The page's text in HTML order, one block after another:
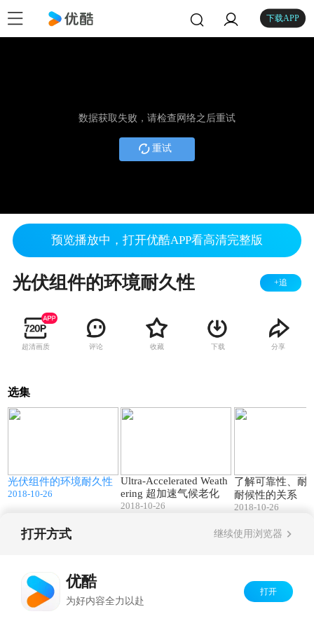
下载APP
数据获取失败，请检查网络之后重试
重试
预览播放中，打开优酷APP看高清完整版
光伏组件的环境耐久性 +追
超清画质 评论 收藏 下载 分享
选集
光伏组件的环境耐久性
2018-10-26
Ultra-Accelerated Weath
ering 超加速气候老化
2018-10-26
了解可靠性、耐
耐候性的关系
2018-10-26
打开方式 继续使用浏览器
优酷
为好内容全力以赴
打开